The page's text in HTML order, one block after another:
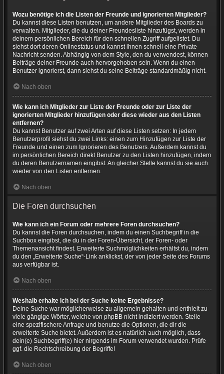
Wozu benötige ich die Listen der Freunde und ignorierten Mitglieder?
Du kannst diese Listen benutzen, um andere Mitglieder des Boards zu
verwalten. Mitglieder, die du deiner Freundesliste hinzufügst, werden in
deinem persönlichen Bereich für den schnellen Zugriff aufgelistet. Du
siehst dort deren Onlinestatus und kannst ihnen schnell eine Private
Nachricht senden. Abhängig von dem Style, den du verwendest, können
Beiträge deiner Freunde auch hervorgehoben sein. Wenn du einen
Benutzer ignorierst, dann siehst du seine Beiträge standardmäßig nicht.
Nach oben
Wie kann ich Mitglieder zur Liste der Freunde oder zur Liste der
ignorierten Mitglieder hinzufügen oder diese wieder aus den Listen
entfernen?
Du kannst Benutzer auf zwei Arten auf diese Listen setzen: In jedem
Benutzerprofil siehst du zwei Links: einen zum Hinzufügen zur Liste der
Freunde und einen zum Ignorieren des Benutzers. Außerdem kannst du
im persönlichen Bereich direkt Benutzer zu den Listen hinzufügen, indem
du deren Benutzernamen eingibst. An gleicher Stelle kannst du sie auch
wieder von den Listen entfernen.
Nach oben
Die Foren durchsuchen
Wie kann ich ein Forum oder mehrere Foren durchsuchen?
Du kannst die Foren durchsuchen, indem du einen Suchbegriff in die
Suchbox eingibst, die du in der Foren-Übersicht, der Foren- oder
Themenansicht findest. Erweiterte Suchmöglichkeiten erhältst du, indem
du den „Erweiterte Suche“-Link anklickst, der von jeder Seite des Forums
aus verfügbar ist.
Nach oben
Weshalb erhalte ich bei der Suche keine Ergebnisse?
Deine Suche war möglicherweise zu allgemein gehalten und enthielt zu
viele gängige Wörter, welche von phpBB nicht indiziert werden. Stelle
eine spezifischere Anfrage und benutze die Optionen, die dir die
erweiterte Suche bietet. Außerdem ist es natürlich auch möglich, dass
dein(e) Suchbegriff(e) hier nirgends im Forum verwendet wurden. Prüfe
ggf. die Rechtschreibung der Begriffe!
Nach oben